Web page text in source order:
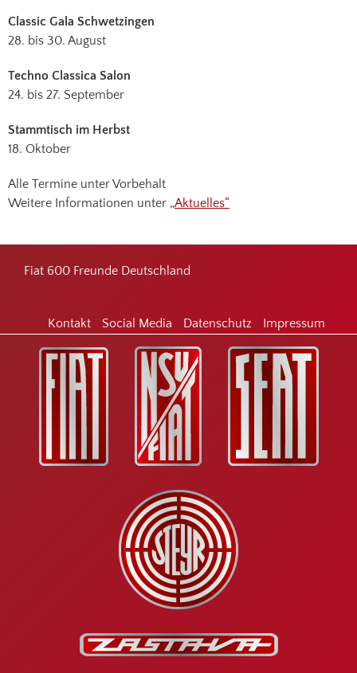
Classic Gala Schwetzingen
28. bis 30. August
Techno Classica Salon
24. bis 27. September
Stammtisch im Herbst
18. Oktober
Alle Termine unter Vorbehalt
Weitere Informationen unter „Aktuelles“
Footer
Fiat 600 Freunde Deutschland
Kontakt Social Media Datenschutz Impressum